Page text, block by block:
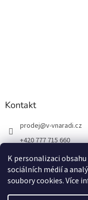
K personalizaci
sociálních médií a
soubory cookies. Více
Kontakt
prodej@v-vnaradi.cz
+420 777 715 660